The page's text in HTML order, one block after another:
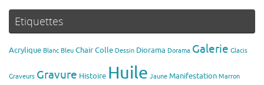
Etiquettes
Acrylique Blanc Bleu ChairColle Dessin Diorama Dorama Galerie Glacis
Graveurs Gravure Histoire Huile Jaune Manifestation Marron